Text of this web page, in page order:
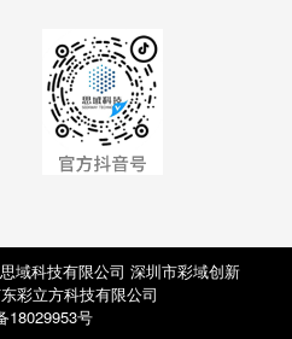
域科技有限公司 深圳市彩域创新
彩立方科技有限公司
18029953号